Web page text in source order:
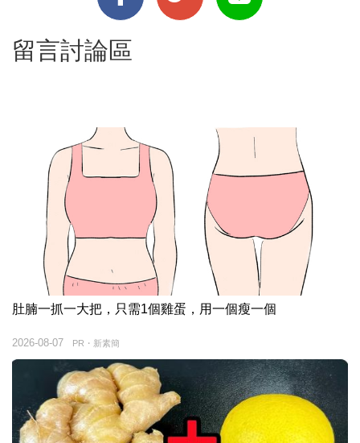
留言討論區
肚腩一抓一大把，只需1個雞蛋，用一個瘦一個
PR・新素簡
2026-08-07